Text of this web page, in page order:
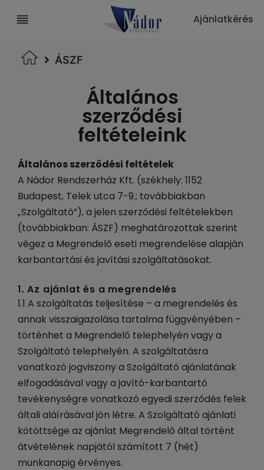
Ajánlatkérés
ÁSZF
Általános
szerződési
feltételeink
Általános szerződési feltételek
A Nádor Rendszerház Kft. (székhely: 1152
Budapest, Telek utca 7-9.; továbbiakban
„Szolgáltató”), a jelen szerződési feltételekben
(továbbiakban: ÁSZF) meghatározottak szerint
végez a Megrendelő eseti megrendelése alapján
karbantartási és javítási szolgáltatásokat.
1. Az ajánlat és a megrendelés
1.1 A szolgáltatás teljesítése – a megrendelés és
annak visszaigazolása tartalma függvényében –
történhet a Megrendelő telephelyén vagy a
Szolgáltató telephelyén. A szolgáltatásra
vonatkozó jogviszony a Szolgáltató ajánlatának
elfogadásával vagy a javító-karbantartó
tevékenységre vonatkozó egyedi szerződés felek
általi aláírásával jön létre. A Szolgáltató ajánlati
kötöttsége az ajánlat Megrendelő által történt
átvételének napjától számított 7 (hét)
munkanapig érvényes.